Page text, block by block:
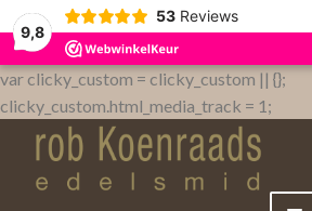
9,8
53 Reviews
var clicky_custom = clicky_custom || {};
clicky_custom.html_media_track = 1;